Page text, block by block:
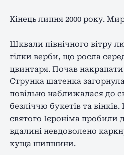
Кінець липня 2000 року.
Шквали північного вітру
гілки верби, що росла
цвинтаря. Почав
Струнка шатенка
повільно наближалася до
безліччю букетів та вінків.
святого Ієроніма пробили
вдалині невдоволено
куща шипшини.